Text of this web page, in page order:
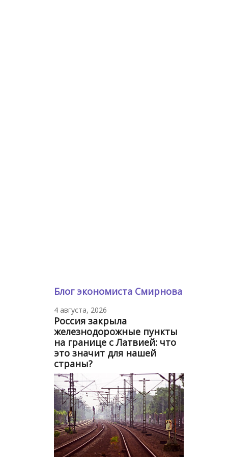
Блог экономиста Смирнова
4 августа, 2026
Россия закрыла
железнодорожные пункты
на границе с Латвией: что
это значит для нашей
страны?